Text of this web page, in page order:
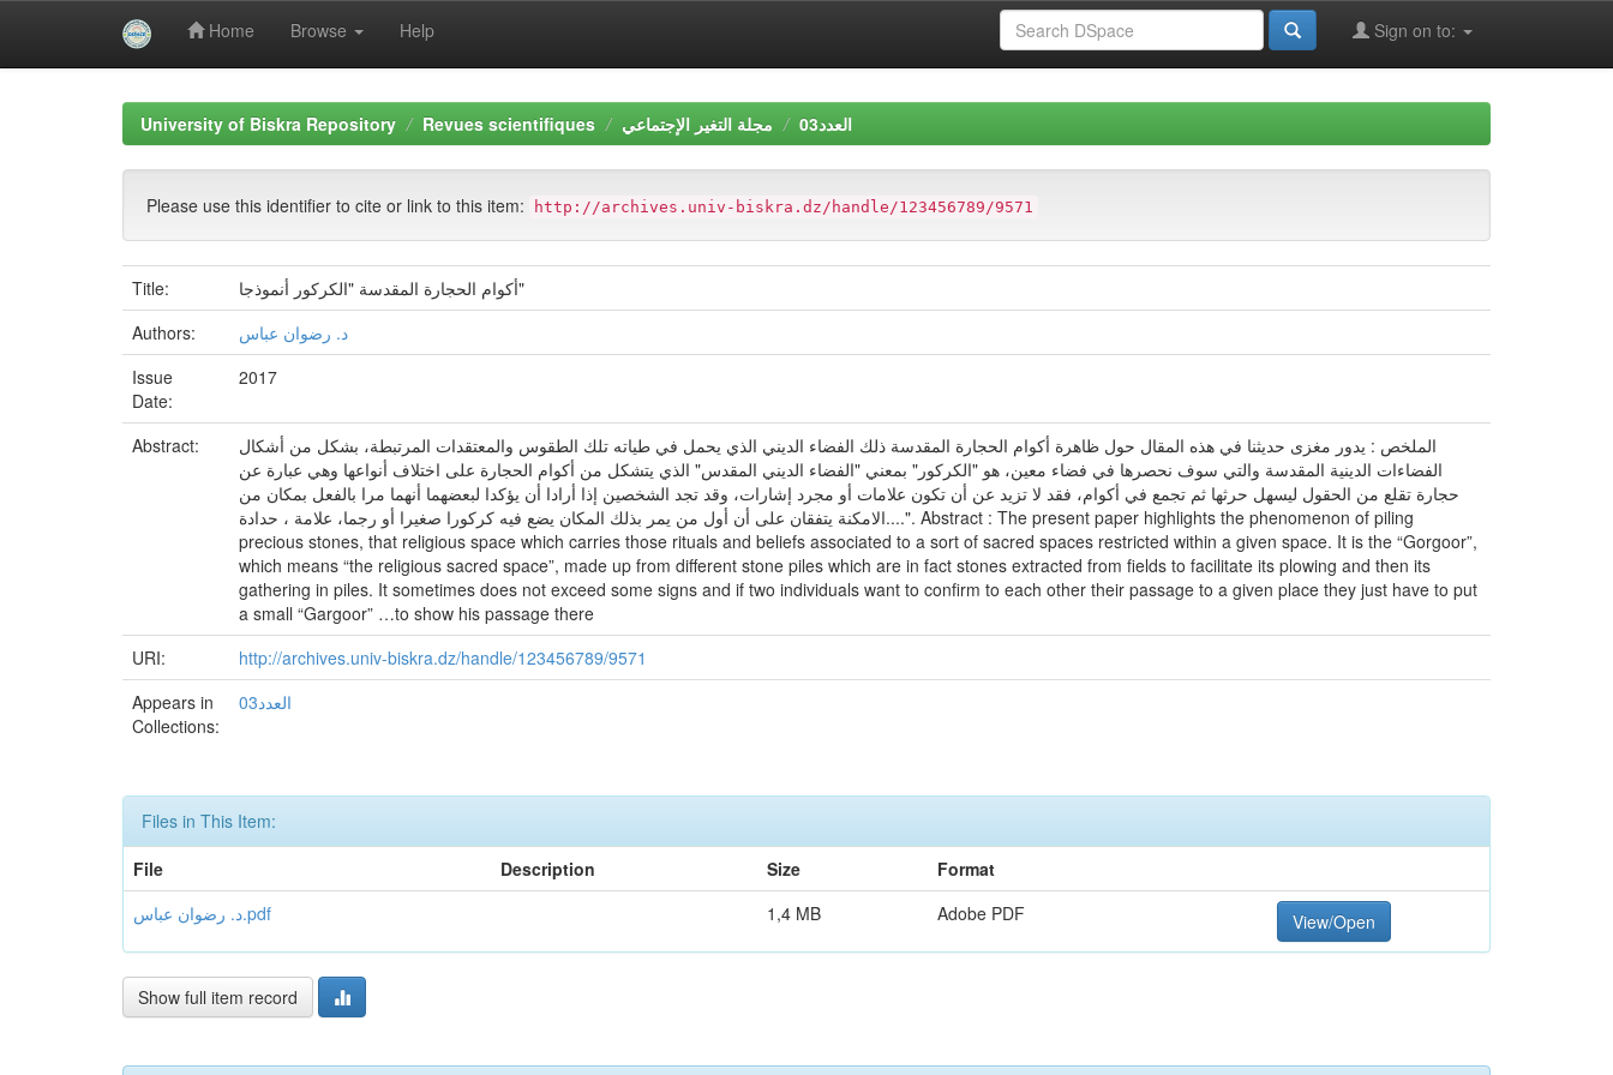
Home Browse Help Sign on to:
University of Biskra Repository Revues scientifiques مجلة التغير الإجتماعي العدد03
Please use this identifier to cite or link to this item: http://archives.univ-biskra.dz/handle/123456789/9571
Title:
أكوام الحجارة المقدسة "الكركور أنموذجا"
Authors:
د. رضوان عباس
Issue
Date:
2017
Abstract:
الملخص : يدور مغزى حديثنا في هذه المقال حول ظاهرة أكوام الحجارة المقدسة ذلك الفضاء الديني الذي يحمل في طياته تلك الطقوس والمعتقدات المرتبطة، بشكل من أشكال
الفضاءات الدينية المقدسة والتي سوف نحصرها في فضاء معين، هو "الكركور" بمعني "الفضاء الديني المقدس" الذي يتشكل من أكوام الحجارة على اختلاف أنواعها وهي عبارة عن
حجارة تقلع من الحقول ليسهل حرثها ثم تجمع في أكوام، فقد لا تزيد عن أن تكون علامات أو مجرد إشارات، وقد تجد الشخصين إذا أرادا أن يؤكدا لبعضهما أنهما مرا بالفعل بمكان من
الامكنة يتفقان على أن أول من يمر بذلك المكان يضع فيه كركورا صغيرا أو رجما، علامة ، حدادة....". Abstract : The present paper highlights the phenomenon of piling
precious stones, that religious space which carries those rituals and beliefs associated to a sort of sacred spaces restricted within a given space. It is the “Gorgoor”,
which means “the religious sacred space”, made up from different stone piles which are in fact stones extracted from fields to facilitate its plowing and then its
gathering in piles. It sometimes does not exceed some signs and if two individuals want to confirm to each other their passage to a given place they just have to put
a small “Gargoor” …to show his passage there
URI:
http://archives.univ-biskra.dz/handle/123456789/9571
Appears in
Collections:
العدد03
Files in This Item:
File
Description Size
Format
د. رضوان عباس.pdf
1,4 MB Adobe PDF View/Open
Show full item record